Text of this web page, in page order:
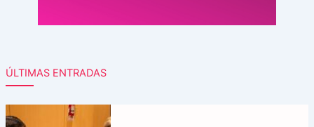
ÚLTIMAS ENTRADAS